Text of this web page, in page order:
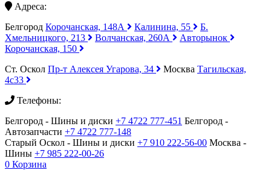
Адреса:
Белгород Корочанская, 148А Калинина, 55
Б.
Хмельницкого, 213
Волчанская, 260А
Авторынок
Корочанская, 150
Ст. Оскол Пр-т Алексея Угарова, 34 Москва Тагильская,
4с33
Телефоны:
Белгород - Шины и диски +7 4722 777-451 Белгород -
Автозапчасти +7 4722 777-148
Старый Оскол - Шины и диски +7 910 222-56-00 Москва -
Шины +7 985 222-00-26
0 Корзина